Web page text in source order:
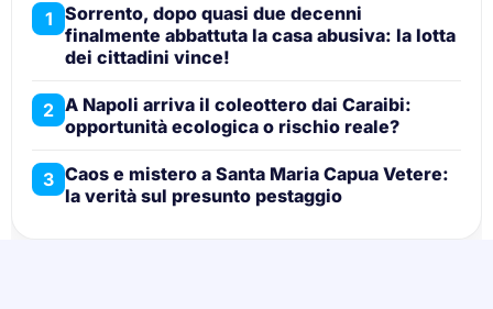
1 Sorrento, dopo quasi due decenni
finalmente abbattuta la casa abusiva: la lotta
dei cittadini vince!
2 A Napoli arriva il coleottero dai Caraibi:
opportunità ecologica o rischio reale?
3 Caos e mistero a Santa Maria Capua Vetere:
la verità sul presunto pestaggio